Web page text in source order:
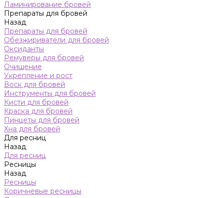
Ламинирование бровей
Препараты для бровей
Назад
Препараты для бровей
Обезжириватели для бровей
Оксиданты
Ремуверы для бровей
Очищение
Укрепление и рост
Воск для бровей
Инструменты для бровей
Кисти для бровей
Краска для бровей
Пинцеты для бровей
Хна для бровей
Для ресниц
Назад
Для ресниц
Ресницы
Назад
Ресницы
Коричневые ресницы